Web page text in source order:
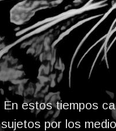
En estos tiempos
sujetos por los